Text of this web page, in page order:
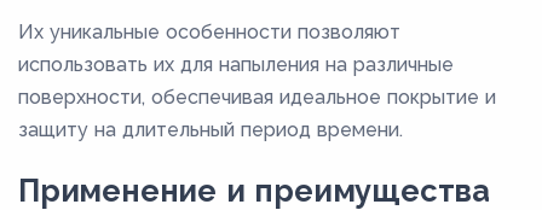
Их уникальные особенности позволяют
использовать их для напыления на различные
поверхности, обеспечивая идеальное покрытие и
защиту на длительный период времени.
Применение и преимущества